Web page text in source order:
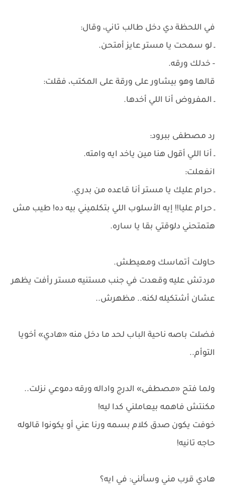
في اللحظة دي دخل طالب تاني، وقال:
ـ لو سمحت يا مستر عايز أمتحن.
- خدلك ورقه.
قالها وهو بيشاور على ورقة على المكتب، فقلت:
ـ المفروض أنا اللي أخدها.
رد مصطفى ببرود:
ـ أنا اللي أقول هنا مين ياخد ايه وامته.
انفعلت:
ـ حرام عليك يا مستر أنا قاعده من بدري.
ـ حرام عليا!! إيه الأسلوب اللي بتكلميني بيه ده! طيب مش
هتمتحني دلوقتي بقا يا ساره.
حاولت أتماسك ومعيطش.
مردتش عليه وقعدت في جنب مستنيه مستر رأفت يظهر
عشان أشتكيله لكنه.. مظهرش..
فضلت باصه ناحية الباب لحد ما دخل منه «هادي» أخويا
التوأم..
ولما فتح «مصطفى» الدرج واداله ورقه دموعي نزلت..
مكنتش فاهمه بيعاملني كدا ليه!
خوفت يكون صدق كلام بسمه ورنا عني أو يكونوا قالوله
حاجه تانيه!
هادي قرب مني وسألني: في ايه؟